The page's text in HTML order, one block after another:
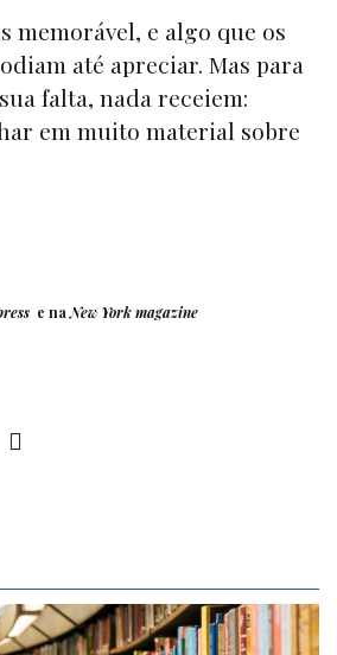
memorável, e algo que os
até apreciar. Mas para
falta, nada receiem:
em muito material sobre
e naNew York magazine